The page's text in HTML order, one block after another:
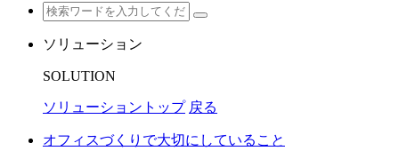
ソリューション
SOLUTION
ソリューショントップ 戻る
オフィスづくりで大切にしていること